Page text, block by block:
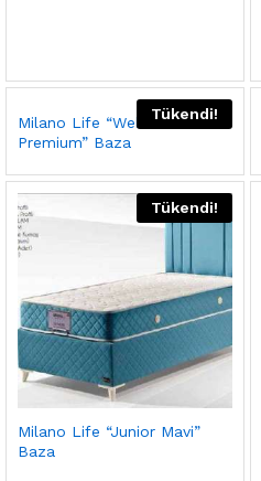
Tükendi!
Milano Life “Wellness
Premium” Baza
Tükendi!
Milano Life “Junior Mavi”
Baza